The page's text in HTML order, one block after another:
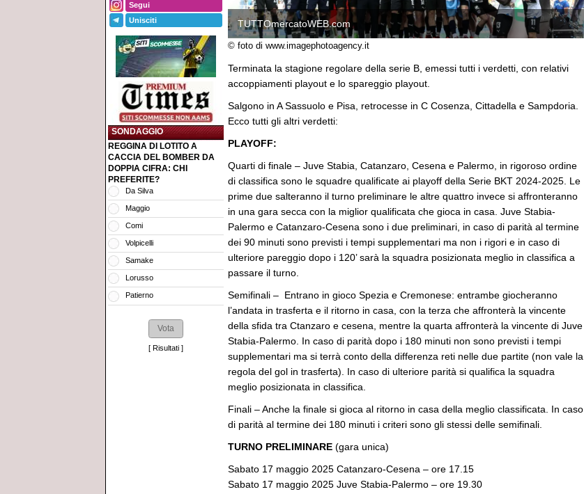
Segui
Unisciti
SONDAGGIO
REGGINA DI LOTITO A
CACCIA DEL BOMBER DA
DOPPIA CIFRA: CHI
PREFERITE?
Da Silva
Maggio
Comi
Volpicelli
Samake
Lorusso
Patierno
[ Risultati ]
TUTTOmercatoWEB.com
© foto di www.imagephotoagency.it
Terminata la stagione regolare della serie B, emessi tutti i verdetti, con relativi
accoppiamenti playout e lo spareggio playout.
Salgono in A Sassuolo e Pisa, retrocesse in C Cosenza, Cittadella e Sampdoria.
Ecco tutti gli altri verdetti:
PLAYOFF:
Quarti di finale – Juve Stabia, Catanzaro, Cesena e Palermo, in rigoroso ordine
di classifica sono le squadre qualificate ai playoff della Serie BKT 2024-2025. Le
prime due salteranno il turno preliminare le altre quattro invece si affronteranno
in una gara secca con la miglior qualificata che gioca in casa. Juve Stabia-
Palermo e Catanzaro-Cesena sono i due preliminari, in caso di parità al termine
dei 90 minuti sono previsti i tempi supplementari ma non i rigori e in caso di
ulteriore pareggio dopo i 120’ sarà la squadra posizionata meglio in classifica a
passare il turno.
Semifinali – Entrano in gioco Spezia e Cremonese: entrambe giocheranno
l’andata in trasferta e il ritorno in casa, con la terza che affronterà la vincente
della sfida tra Ctanzaro e cesena, mentre la quarta affronterà la vincente di Juve
Stabia-Palermo. In caso di parità dopo i 180 minuti non sono previsti i tempi
supplementari ma si terrà conto della differenza reti nelle due partite (non vale la
regola del gol in trasferta). In caso di ulteriore parità si qualifica la squadra
meglio posizionata in classifica.
Finali – Anche la finale si gioca al ritorno in casa della meglio classificata. In caso
di parità al termine dei 180 minuti i criteri sono gli stessi delle semifinali.
TURNO PRELIMINARE (gara unica)
Sabato 17 maggio 2025 Catanzaro-Cesena – ore 17.15
Sabato 17 maggio 2025 Juve Stabia-Palermo – ore 19.30